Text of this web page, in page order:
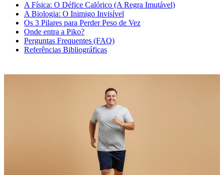
A Física: O Défice Calórico (A Regra Imutável)
A Biologia: O Inimigo Invisível
Os 3 Pilares para Perder Peso de Vez
Onde entra a Piko?
Perguntas Frequentes (FAQ)
Referências Bibliográficas